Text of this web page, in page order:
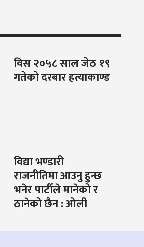
विस २०५८ साल जेठ १९
गतेको दरबार हत्याकाण्ड
विद्या भण्डारी
राजनीतिमा आउनु हुन्छ
भनेर पार्टीले मानेको र
ठानेको छैन : ओली